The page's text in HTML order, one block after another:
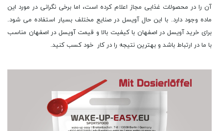
آن را در محصولات غذایی مجاز اعلام کرده است، اما برخی نگرانی در مورد این
ماده وجود دارد. با این حال آویسل در صنایع مختلف بسیار استفاده می شود.
برای خرید آویسل در اصفهان با کیفیت بالا و قیمت آویسل در اصفهان مناسب
با ما در ارتباط باشد و بهترین نتیجه را در کار خود کسب کنید.